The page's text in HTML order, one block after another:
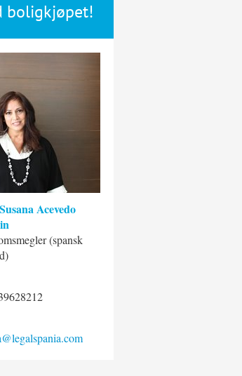
boligkjøpet!
Acevedo
(spansk